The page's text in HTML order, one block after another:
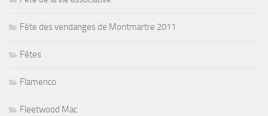
Fête des vendanges de Montmartre 2011
Fêtes
Flamenco
Fleetwood Mac